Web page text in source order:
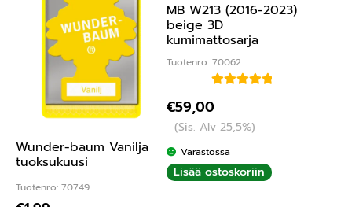
Wunder-baum Vanilja
tuoksukuusi
Tuotenro: 70749
MB W213 (2016-2023)
beige 3D
kumimattosarja
Tuotenro: 70062
5.00/ 5
€59,00
(Sis. Alv 25,5%)
Varastossa
Lisää ostoskoriin